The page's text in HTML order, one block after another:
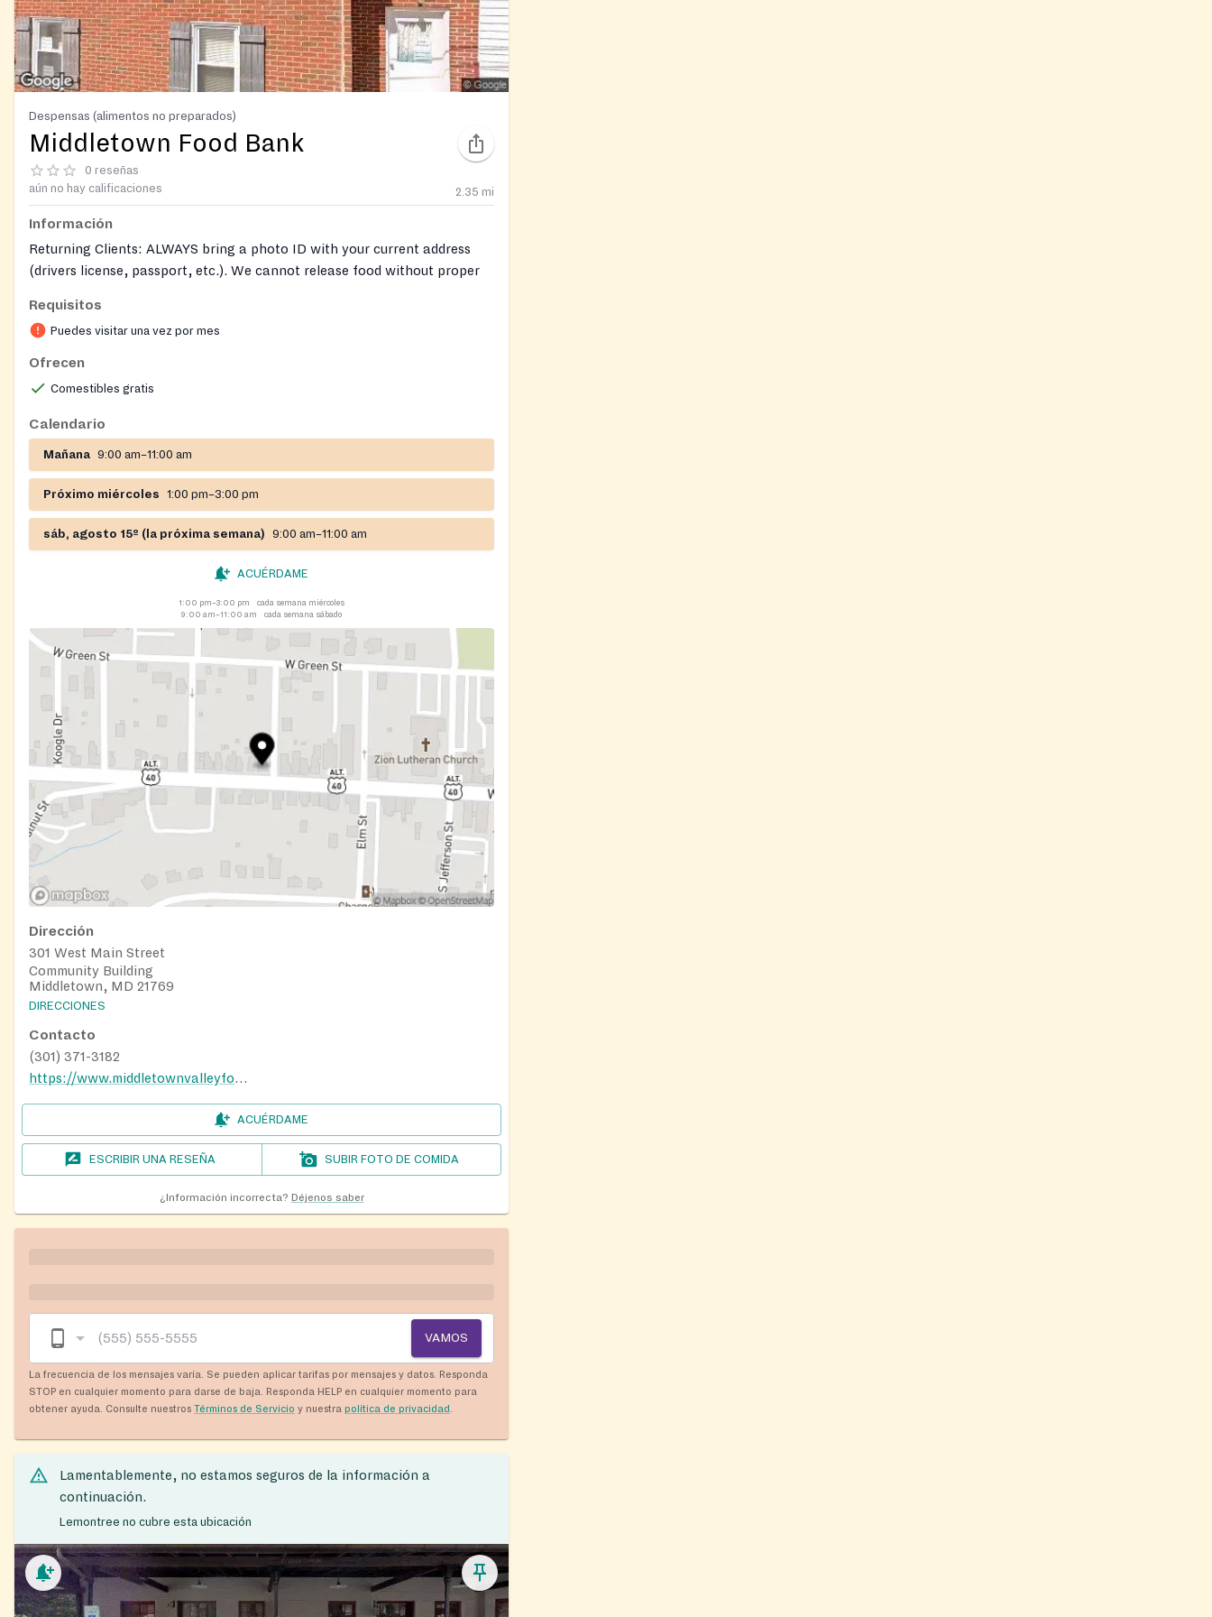
Despensas (alimentos no preparados)
Middletown Food Bank
0 reseñas
aún no hay calificaciones
2.35 mi
Información
Returning Clients: ALWAYS bring a photo ID with your current address
(drivers license, passport, etc.). We cannot release food without proper
New Clients: Bring a photo ID (drivers license, passport, etc.)​ and proof
are necessary.
Requisitos
Puedes visitar una vez por mes
Ofrecen
Comestibles gratis
Calendario
Mañana 9:00 am–11:00 am
Próximo miércoles 1:00 pm–3:00 pm
sáb, agosto 15º (la próxima semana) 9:00 am–11:00 am
ACUÉRDAME
1:00 pm–3:00 pm
cada semana miércoles
9:00 am–11:00 am
cada semana sábado
Dirección
301 West Main Street
Community Building
Middletown, MD 21769
DIRECCIONES
Contacto
(301) 371-3182
https://www.middletownvalleyfoodbank.com/
ACUÉRDAME
ESCRIBIR UNA RESEÑA SUBIR FOTO DE COMIDA
¿Información incorrecta? Déjenos saber
VAMOS
La frecuencia de los mensajes varía. Se pueden aplicar tarifas por mensajes y datos. Responda
STOP en cualquier momento para darse de baja. Responda HELP en cualquier momento para
obtener ayuda. Consulte nuestros Términos de Servicio y nuestra política de privacidad
Lamentablemente, no estamos seguros de la información a
continuación.
Lemontree no cubre esta ubicación